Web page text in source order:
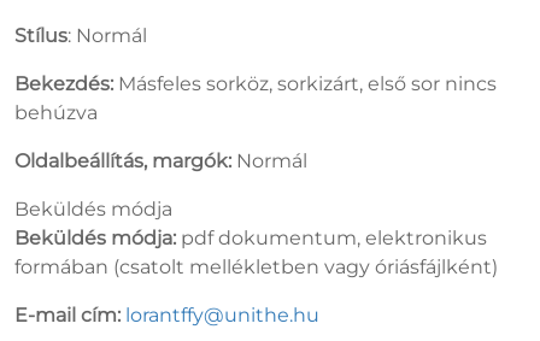
Stílus: Normál
Bekezdés: Másfeles sorköz, sorkizárt, első sor nincs
behúzva
Oldalbeállítás, margók: Normál
Beküldés módja
Beküldés módja: pdf dokumentum, elektronikus
formában (csatolt mellékletben vagy óriásfájlként)
E-mail cím: lorantffy@unithe.hu